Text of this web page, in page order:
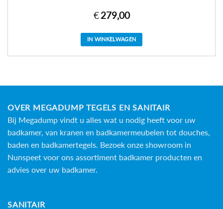
€ 279,00
IN WINKELWAGEN
OVER MEGADUMP TEGELS EN SANITAIR
Bij Megadump vindt u alles wat u nodig heeft voor uw
badkamer, van kranen en badkamermeubelen tot douches,
baden en badkamertegels. Bezoek onze showroom in
Nunspeet voor ons assortiment badkamer producten en
advies over uw badkamer.
SANITAIR